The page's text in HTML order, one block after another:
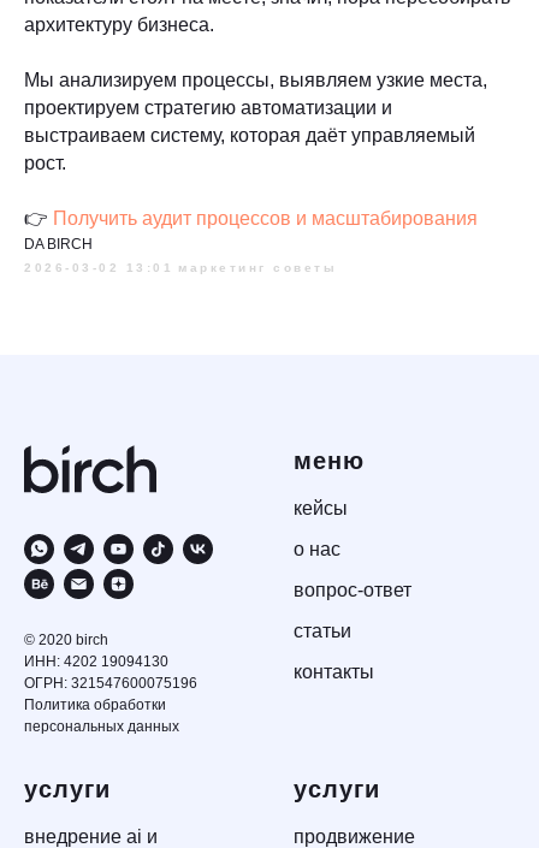
архитектуру бизнеса.
Мы анализируем процессы, выявляем узкие места,
проектируем стратегию автоматизации и
выстраиваем систему, которая даёт управляемый
рост.
👉 Получить аудит процессов и масштабирования
DA BIRCH
2026-03-02 13:01 маркетинг советы
© 2020 birch
ИНН: 4202 19094130
ОГРН: 321547600075196
Политика обработки
персональных данных
меню
кейсы
о нас
вопрос-ответ
статьи
контакты
услуги
внедрение ai и
услуги
продвижение